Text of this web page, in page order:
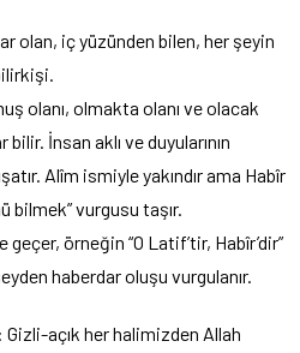
olan, iç yüzünden bilen, her şeyin
olanı, olmakta olanı ve olacak
İnsan aklı ve duyularının
Alîm ismiyle yakındır ama Habîr
bilmek” vurgusu taşır.
geçer, örneğin “O Latif’tir, Habîr’dir”
haberdar oluşu vurgulanır.
açık her halimizden Allah